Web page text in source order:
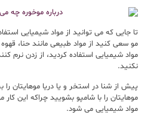
تا جایی که می توانید از مواد شیمیایی
مو سعی کنید از مواد طبیعی مانند حنا،
مواد شیمیایی استفاده کردید، از زدن نرم
نکنید.
پیش از شنا در استخر و یا دریا موهایتان را
موهایتان را با شامپو بشویید چراکه این
مواد شیمیایی می شود.